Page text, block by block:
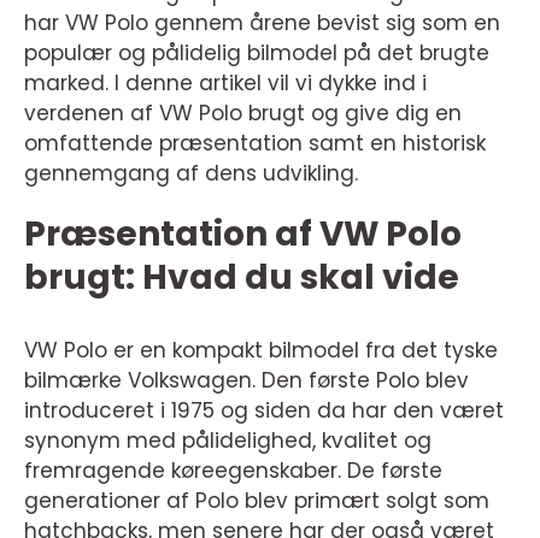
har VW Polo gennem årene bevist sig som en
populær og pålidelig bilmodel på det brugte
marked. I denne artikel vil vi dykke ind i
verdenen af VW Polo brugt og give dig en
omfattende præsentation samt en historisk
gennemgang af dens udvikling.
Præsentation af VW Polo
brugt: Hvad du skal vide
VW Polo er en kompakt bilmodel fra det tyske
bilmærke Volkswagen. Den første Polo blev
introduceret i 1975 og siden da har den været
synonym med pålidelighed, kvalitet og
fremragende køreegenskaber. De første
generationer af Polo blev primært solgt som
hatchbacks, men senere har der også været